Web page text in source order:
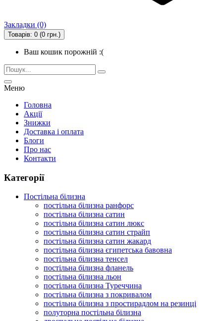
Закладки (0)
Товарів: 0 (0 грн.)
Ваш кошик порожній :(
Меню
Головна
Акції
Знижки
Доставка і оплата
Блоги
Про нас
Контакти
Категорії
Постільна білизна
постільна білизна ранфорс
постільна білизна сатин
постільна білизна сатин люкс
постільна білизна сатин страйп
постільна білизна сатин жакард
постільна білизна єгипетська бавовна
постільна білизна тенсел
постільна білизна фланель
постільна білизна льон
постільна білизна Туреччина
постільна білизна з покривалом
постільна білизна з простирадлом на резинці
полуторна постільна білизна